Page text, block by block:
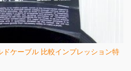
ケーブル 比較インプレッション特